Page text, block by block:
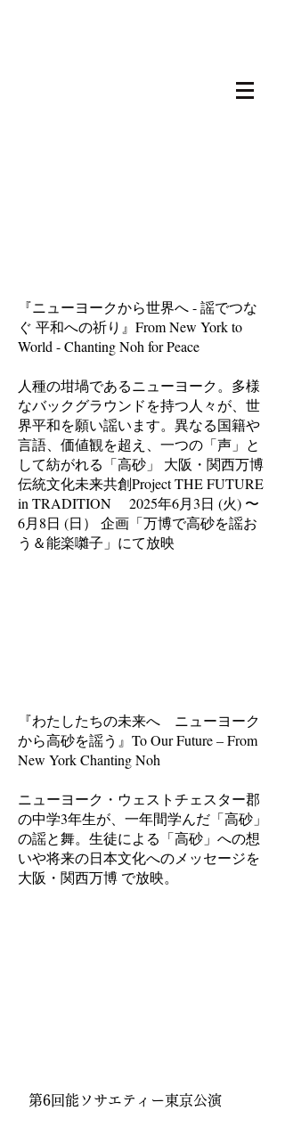
『ニューヨークから世界へ - 謡でつな
ぐ 平和への祈り』From New York to
World - Chanting Noh for Peace
人種の坩堝であるニューヨーク。多様
なバックグラウンドを持つ人々が、世
界平和を願い謡います。異なる国籍や
言語、価値観を超え、一つの「声」と
して紡がれる「高砂」 大阪・関西万博
伝統文化未来共創Project THE FUTURE
in TRADITION 2025年6月3日 (火) 〜
6月8日 (日） 企画「万博で高砂を謡お
う＆能楽囃子」にて放映
『わたしたちの未来へ ニューヨーク
から高砂を謡う』To Our Future – From
New York Chanting Noh
ニューヨーク・ウェストチェスター郡
の中学3年生が、一年間学んだ「高砂」
の謡と舞。生徒による「高砂」への想
いや将来の日本文化へのメッセージを
大阪・関西万博 で放映。
第6回能ソサエティー東京公演